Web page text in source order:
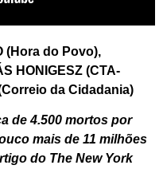
(Hora do Povo),
HONIGESZ (CTA-
da Cidadania)
de 4.500 mortos por
mais de 11 milhões
do The New York